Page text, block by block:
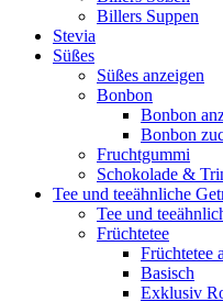
Billers Suppen
Stevia
Süßes
Süßes anzeigen
Bonbon
Bonbon
Bonbon
Fruchtgummi
Schokolade &
Tee und teeähnliche
Tee und
Früchtetee
Früchtetee
Basisch
Exklusiv